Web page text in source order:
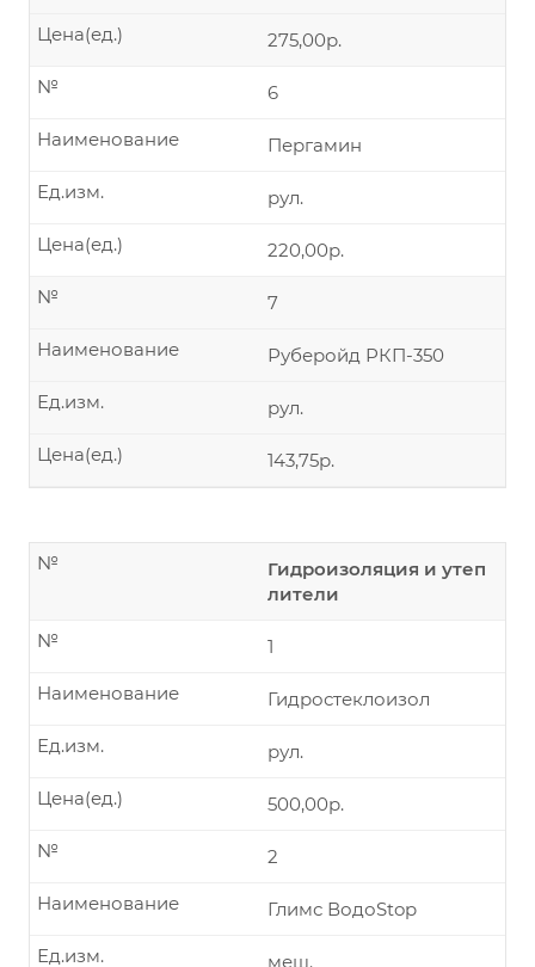
275,00р.
Цена(ед.)
6
№
Пергамин
Наименование
рул.
Ед.изм.
220,00р.
Цена(ед.)
7
№
Руберойд РКП-350
Наименование
рул.
Ед.изм.
143,75р.
Цена(ед.)
Гидроизоляция и утеп
лители
№
1
№
Гидростеклоизол
Наименование
рул.
Ед.изм.
500,00р.
Цена(ед.)
2
№
Глимс ВодоStop
Наименование
меш.
Ед.изм.